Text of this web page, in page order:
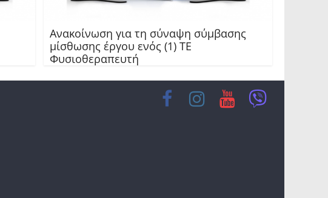
Ανακοίνωση για τη σύναψη σύμβασης
μίσθωσης έργου ενός (1) ΤΕ
Φυσιοθεραπευτή